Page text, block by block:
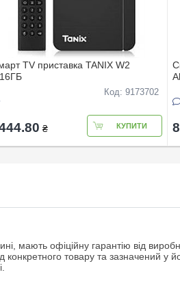
TV приставка TANIX W2
Код: 9173702
₴ КУПИТИ
мають офіційну гарантію від
конкретного товару та зазначений у